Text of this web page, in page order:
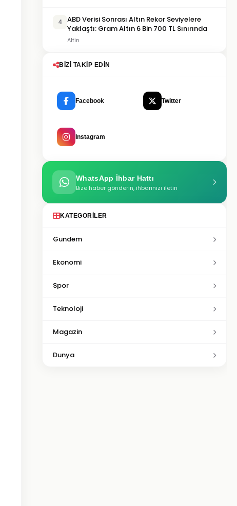
4
ABD Verisi Sonrası Altın Rekor Seviyelere
Yaklaştı: Gram Altın 6 Bin 700 TL Sınırında
Altin
BIZI TAKIP EDIN
Facebook Twitter
Instagram
WhatsApp İhbar Hattı
Bize haber gönderin, ihbarınızı iletin
KATEGORILER
Gundem
Ekonomi
Spor
Teknoloji
Magazin
Dunya